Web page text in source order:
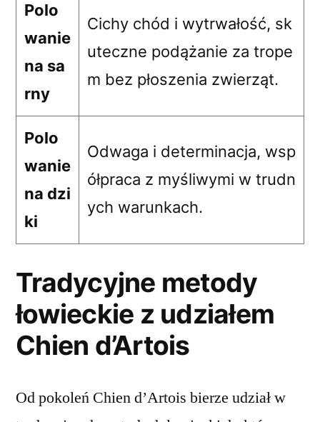
Polo
wanie
na sa
rny
Cichy chód i wytrwałość, sk
uteczne podążanie za trope
m bez płoszenia zwierząt.
Polo
wanie
na dzi
ki
Odwaga i determinacja, wsp
ółpraca z myśliwymi w trudn
ych warunkach.
Tradycyjne metody
łowieckie z udziałem
Chien d’Artois
Od pokoleń Chien d’Artois bierze udział w